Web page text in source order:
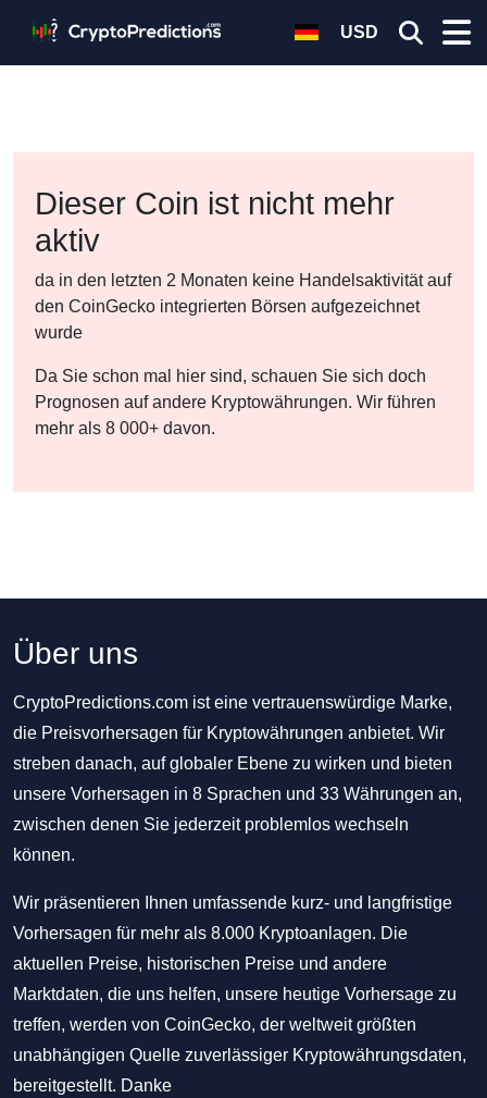
USD
Dieser Coin ist nicht mehr
aktiv
da in den letzten 2 Monaten keine Handelsaktivität auf
den CoinGecko integrierten Börsen aufgezeichnet
wurde
Da Sie schon mal hier sind, schauen Sie sich doch
Prognosen auf andere Kryptowährungen. Wir führen
mehr als 8 000+ davon.
Über uns
CryptoPredictions.com ist eine vertrauenswürdige Marke,
die Preisvorhersagen für Kryptowährungen anbietet. Wir
streben danach, auf globaler Ebene zu wirken und bieten
unsere Vorhersagen in 8 Sprachen und 33 Währungen an,
zwischen denen Sie jederzeit problemlos wechseln
können.
Wir präsentieren Ihnen umfassende kurz- und langfristige
Vorhersagen für mehr als 8.000 Kryptoanlagen. Die
aktuellen Preise, historischen Preise und andere
Marktdaten, die uns helfen, unsere heutige Vorhersage zu
treffen, werden von CoinGecko, der weltweit größten
unabhängigen Quelle zuverlässiger Kryptowährungsdaten,
bereitgestellt. Danke